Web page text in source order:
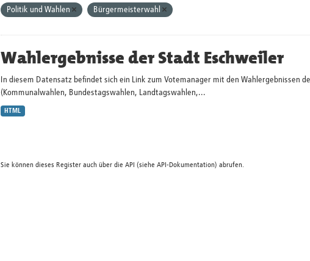
Politik und Wahlen Bürgermeisterwahl
Wahlergebnisse der Stadt Eschweiler
In diesem Datensatz befindet sich ein Link zum Votemanager mit den Wahlergebnissen
(Kommunalwahlen, Bundestagswahlen, Landtagswahlen,...
HTML
Sie können dieses Register auch über die API (siehe API-Dokumentation) abrufen.